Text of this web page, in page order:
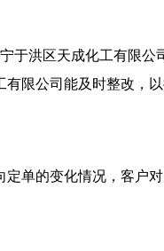
于洪区天成化工有限
限公司能及时整改，
单的变化情况，客户